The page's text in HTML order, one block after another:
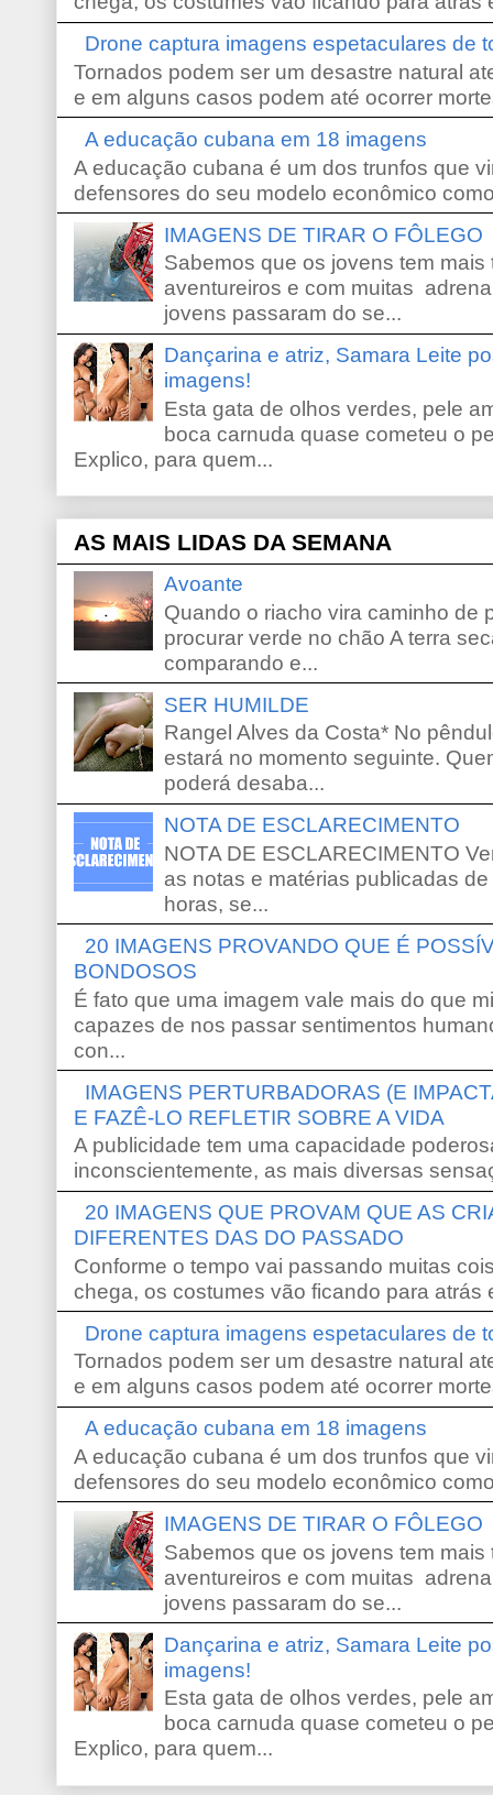
Drone captura imagens espetaculares de
Tornados podem ser um desastre natural
e em alguns casos podem até ocorrer
A educação cubana em 18 imagens
A educação cubana é um dos trunfos que
defensores do seu modelo econômico
IMAGENS DE TIRAR O FÔLEGO
Sabemos que os jovens tem
aventureiros e com muitas
jovens passaram do se...
Dançarina e atriz, Samara Leite
imagens!
Esta gata de olhos verdes, pele
boca carnuda quase cometeu o
Explico, para quem...
AS MAIS LIDAS DA SEMANA
Avoante
Quando o riacho vira caminho de
procurar verde no chão A terra
comparando e...
SER HUMILDE
Rangel Alves da Costa* No
estará no momento seguinte.
poderá desaba...
NOTA DE ESCLARECIMENTO
NOTA DE ESCLARECIMENTO
as notas e matérias publicadas
horas, se...
20 IMAGENS PROVANDO QUE É
BONDOSOS
É fato que uma imagem vale mais do que
capazes de nos passar sentimentos
con...
IMAGENS PERTURBADORAS (E
E FAZÊ-LO REFLETIR SOBRE A VIDA
A publicidade tem uma capacidade
inconscientemente, as mais diversas
20 IMAGENS QUE PROVAM QUE AS
DIFERENTES DAS DO PASSADO
Conforme o tempo vai passando muitas
chega, os costumes vão ficando para atrás
Drone captura imagens espetaculares de
Tornados podem ser um desastre natural
e em alguns casos podem até ocorrer
A educação cubana em 18 imagens
A educação cubana é um dos trunfos que
defensores do seu modelo econômico
IMAGENS DE TIRAR O FÔLEGO
Sabemos que os jovens tem
aventureiros e com muitas
jovens passaram do se...
Dançarina e atriz, Samara Leite
imagens!
Esta gata de olhos verdes, pele
boca carnuda quase cometeu o
Explico, para quem...